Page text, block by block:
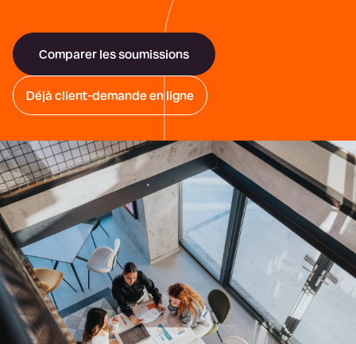
Comparer les soumissions
Déjà client-demande en ligne